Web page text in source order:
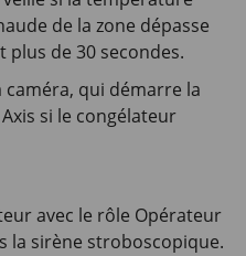
de la zone dépasse
plus de 30 secondes.
caméra, qui démarre la
si le congélateur
avec le rôle Opérateur
la sirène stroboscopique.